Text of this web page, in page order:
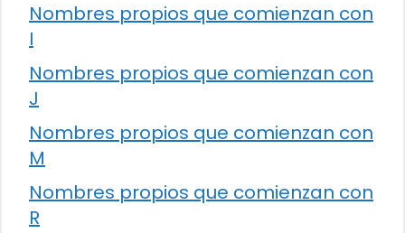
Nombres propios que comienzan con
I
Nombres propios que comienzan con
J
Nombres propios que comienzan con
M
Nombres propios que comienzan con
R